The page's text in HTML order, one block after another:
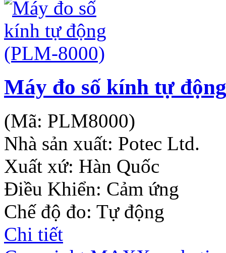
Máy đo số kính tự
(Mã: PLM8000)
Nhà sản xuất: Potec Ltd.
Xuất xứ: Hàn Quốc
Điều Khiển: Cảm ứng
Chế độ đo: Tự động
Chi tiết